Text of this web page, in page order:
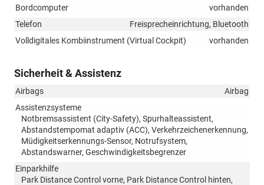
Bordcomputer
vorhanden
Telefon
Freisprecheinrichtung, Bluetooth
Volldigitales Kombiinstrument (Virtual Cockpit)
vorhanden
Sicherheit & Assistenz
Airbags
Airbag
Assistenzsysteme
Notbremsassistent (City-Safety), Spurhalteassistent,
Abstandstempomat adaptiv (ACC), Verkehrzeichenerkennung,
Müdigkeitserkennungs-Sensor, Notrufsystem,
Abstandswarner, Geschwindigkeitsbegrenzer
Einparkhilfe
Park Distance Control vorne, Park Distance Control hinten,